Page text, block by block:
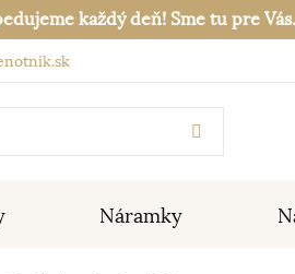
každý deň! Sme tu pre Vás.
Náramky